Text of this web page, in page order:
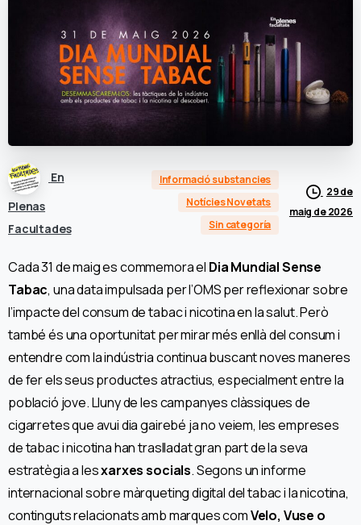
En
Plenas
Facultades
Informació substancies
Notícies Novetats
Sin categoría
29 de
maig de 2026
Cada 31 de maig es commemora el Dia Mundial Sense
Tabac, una data impulsada per l’OMS per reflexionar sobre
l’impacte del consum de tabac i nicotina en la salut. Però
també és una oportunitat per mirar més enllà del consum i
entendre com la indústria continua buscant noves maneres
de fer els seus productes atractius, especialment entre la
població jove. Lluny de les campanyes clàssiques de
cigarretes que avui dia gairebé ja no veiem, les empreses
de tabac i nicotina han traslladat gran part de la seva
estratègia a lesxarxes socials. Segons un informe
internacional sobre màrqueting digital del tabac i la nicotina,
continguts relacionats amb marques comVelo, Vuse o